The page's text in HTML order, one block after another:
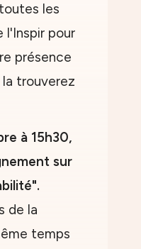
les
l'Inspir pour
présence
trouverez
à 15h30,
sur
de la
temps